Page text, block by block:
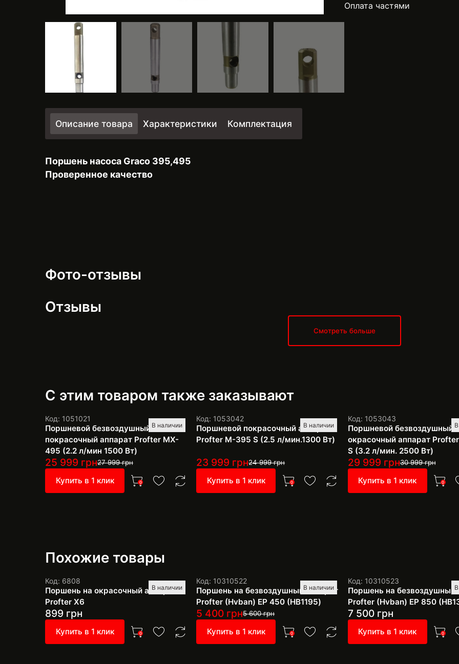
Оплата частями
Описание товара Характеристики Комплектация
Поршень насоса Graco 395,495
Проверенное качество
Фото-отзывы
Отзывы
Смотреть больше
С этим товаром также заказывают
В наличии
Код: 1051021
Поршневой безвоздушный
покрасочный аппарат Profter MX-
495 (2.2 л/мин 1500 Вт)
25 999 грн27 999грн
Купить в 1 клик 0
В наличии
Код: 1053042
Поршневой покрасочный аппарат
Profter M-395 S (2.5 л/мин.1300 Вт)
23 999 грн24 999грн
Купить в 1 клик 0
Код: 1053043
Поршневой безвоздушный
окрасочный аппарат
S (3.2 л/мин. 2500 Вт)
29 999 грн30 999грн
Купить в 1 клик 0
Похожие товары
В наличии
Код: 6808
Поршень на окрасочный аппарат
Profter Х6
899 грн
Купить в 1 клик 0
В наличии
Код: 10310522
Поршень на безвоздушный аппарат
Profter (Hvban) ЕР 450 (HB1195)
5 400 грн5 600грн
Купить в 1 клик 0
Код: 10310523
Поршень на безвоздушный
Profter (Hvban) ЕР 850
7 500грн
Купить в 1 клик 0